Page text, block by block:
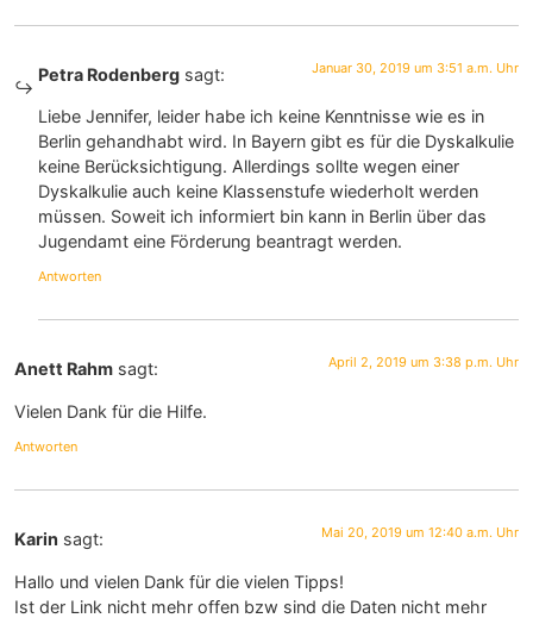
Petra Rodenberg sagt: Januar 30, 2019 um 3:51 a.m. Uhr
Liebe Jennifer, leider habe ich keine Kenntnisse wie es in
Berlin gehandhabt wird. In Bayern gibt es für die Dyskalkulie
keine Berücksichtigung. Allerdings sollte wegen einer
Dyskalkulie auch keine Klassenstufe wiederholt werden
müssen. Soweit ich informiert bin kann in Berlin über das
Jugendamt eine Förderung beantragt werden.
Antworten
Anett Rahm sagt: April 2, 2019 um 3:38 p.m. Uhr
Vielen Dank für die Hilfe.
Antworten
Karin sagt: Mai 20, 2019 um 12:40 a.m. Uhr
Hallo und vielen Dank für die vielen Tipps!
Ist der Link nicht mehr offen bzw sind die Daten nicht mehr